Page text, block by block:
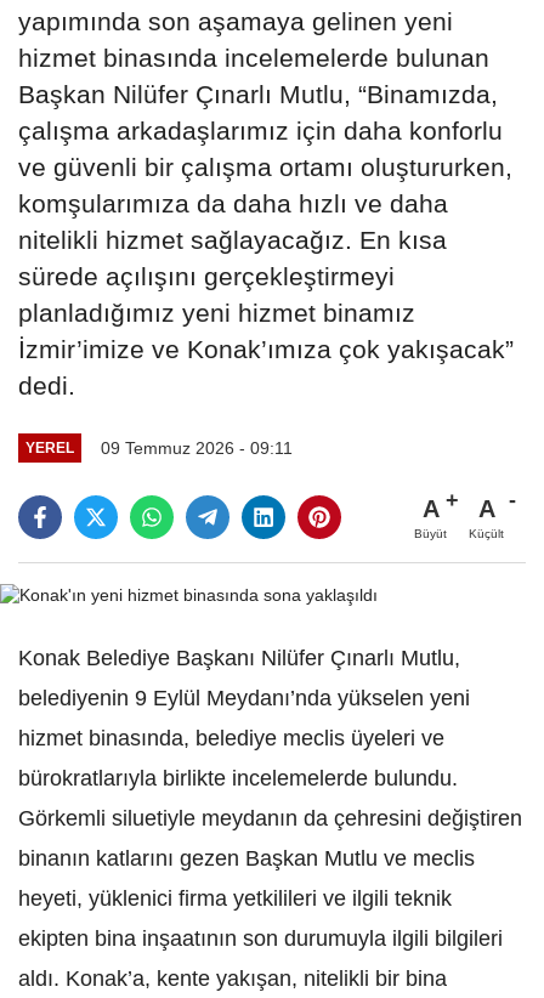
yapımında son aşamaya gelinen yeni
hizmet binasında incelemelerde bulunan
Başkan Nilüfer Çınarlı Mutlu, “Binamızda,
çalışma arkadaşlarımız için daha konforlu
ve güvenli bir çalışma ortamı oluştururken,
komşularımıza da daha hızlı ve daha
nitelikli hizmet sağlayacağız. En kısa
sürede açılışını gerçekleştirmeyi
planladığımız yeni hizmet binamız
İzmir’imize ve Konak’ımıza çok yakışacak”
dedi.
YEREL 09 Temmuz 2026 - 09:11
A
Büyüt
A
Küçült
Konak Belediye Başkanı Nilüfer Çınarlı Mutlu,
belediyenin 9 Eylül Meydanı’nda yükselen yeni
hizmet binasında, belediye meclis üyeleri ve
bürokratlarıyla birlikte incelemelerde bulundu.
Görkemli siluetiyle meydanın da çehresini değiştiren
binanın katlarını gezen Başkan Mutlu ve meclis
heyeti, yüklenici firma yetkilileri ve ilgili teknik
ekipten bina inşaatının son durumuyla ilgili bilgileri
aldı. Konak’a, kente yakışan, nitelikli bir bina